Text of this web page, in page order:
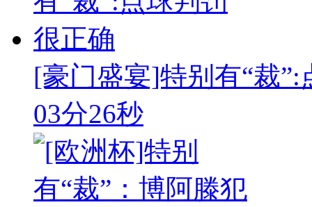
[豪门盛宴]特别有“裁
03分26秒